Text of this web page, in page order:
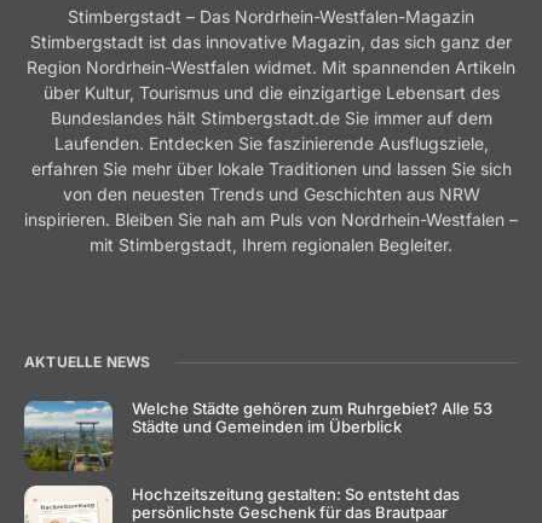
Stimbergstadt – Das Nordrhein-Westfalen-Magazin
Stimbergstadt ist das innovative Magazin, das sich ganz der
Region Nordrhein-Westfalen widmet. Mit spannenden Artikeln
über Kultur, Tourismus und die einzigartige Lebensart des
Bundeslandes hält Stimbergstadt.de Sie immer auf dem
Laufenden. Entdecken Sie faszinierende Ausflugsziele,
erfahren Sie mehr über lokale Traditionen und lassen Sie sich
von den neuesten Trends und Geschichten aus NRW
inspirieren. Bleiben Sie nah am Puls von Nordrhein-Westfalen –
mit Stimbergstadt, Ihrem regionalen Begleiter.
AKTUELLE NEWS
Welche Städte gehören zum Ruhrgebiet? Alle 53
Städte und Gemeinden im Überblick
Hochzeitszeitung gestalten: So entsteht das
persönlichste Geschenk für das Brautpaar